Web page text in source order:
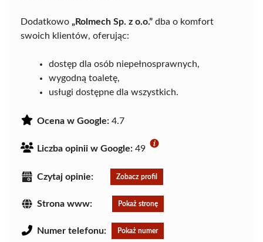
Dodatkowo „Rolmech Sp. z o.o.” dba o komfort
swoich klientów, oferując:
dostęp dla osób niepełnosprawnych,
wygodną toaletę,
usługi dostępne dla wszystkich.
Ocena w Google: 4.7
Liczba opinii w Google: 49
Czytaj opinie: Zobacz profil
Strona www: Pokaż stronę
Numer telefonu: Pokaż numer